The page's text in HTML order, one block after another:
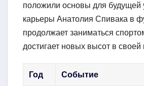
положили основы для будущей
карьеры Анатолия Спивака в
продолжает заниматься
достигает новых высот в
Год Событие